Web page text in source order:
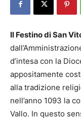
Il Festino di San
d’intesa con la
appositamente
alla tradizione
nell’anno 1093 la
Vallo. In questo